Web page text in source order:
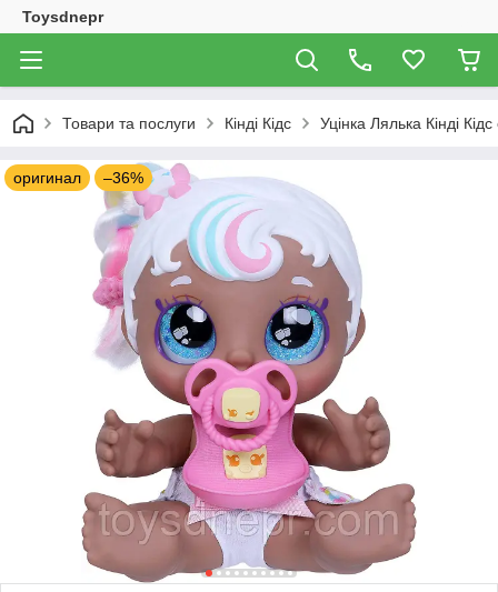
Toysdnepr
Товари та послуги Кінді Кідс Уцінка Лялька Кінді
оригинал –36%